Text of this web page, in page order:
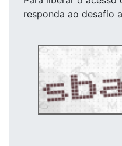
responda ao desafio